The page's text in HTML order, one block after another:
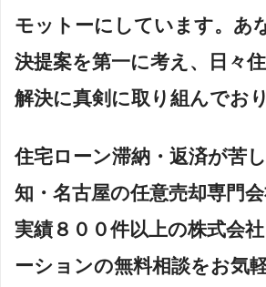
モットーにしています。あ
決提案を第一に考え、日々
解決に真剣に取り組んでお
住宅ローン滞納・返済が苦
知・名古屋の任意売却専門
実績８００件以上の株式会
ーションの無料相談をお気